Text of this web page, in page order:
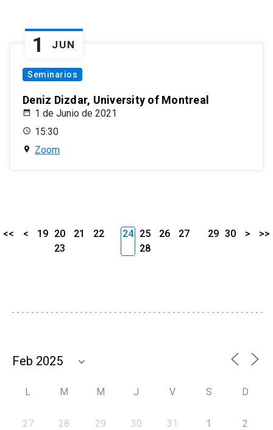
1 JUN
Seminarios
Deniz Dizdar, University of Montreal
1 de Junio de 2021
15:30
Zoom
<< < 19 20 21
22
23
24 25 26
27
28
29 30 > >>
L M M J V S D
27 28 29 30 31 1 2